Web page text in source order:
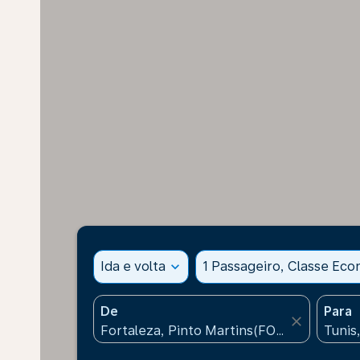
Ida e volta expand_more 1 Passageiro, Classe
De
close
Para